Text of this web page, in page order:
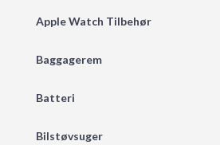
Apple Watch Tilbehør
Baggagerem
Batteri
Bilstøvsuger